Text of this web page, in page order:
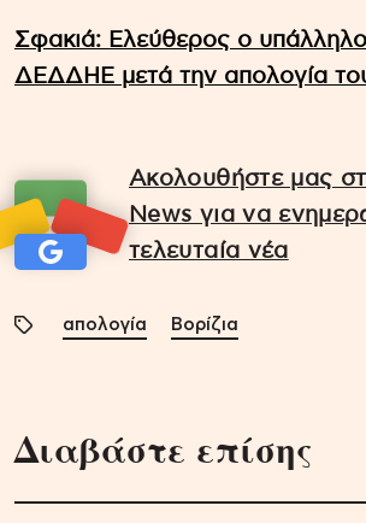
Σφακιά: Ελεύθερος ο
ΔΕΔΔΗΕ μετά την απολογία
Ακολουθήστε μας
News για να
τελευταία νέα
απολογία Βορίζια
Διαβάστε επίσης